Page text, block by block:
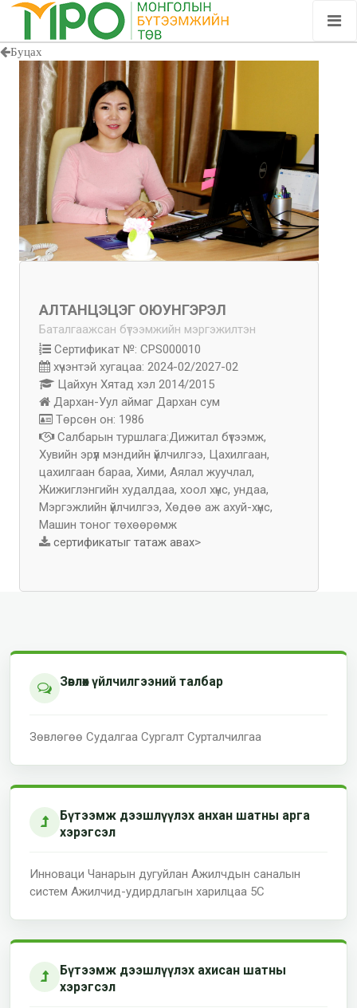
Буцах
АЛТАНЦЭЦЭГ ОЮУНГЭРЭЛ
Баталгаажсан бүтээмжийн мэргэжилтэн
Сертификат №: CPS000010
хүчэнтэй хугацаа: 2024-02/2027-02
Цайхун Хятад хэл 2014/2015
Дархан-Уул аймаг Дархан сум
Төрсөн он: 1986
Салбарын туршлага:Дижитал бүтээмж,
Хувийн эрүүл мэндийн үйлчилгээ, Цахилгаан,
цахилгаан бараа, Хими, Аялал жуучлал,
Жижиглэнгийн худалдаа, хоол хүнс, ундаа,
Мэргэжлийн үйлчилгээ, Хөдөө аж ахуй-хүнс,
Машин тоног төхөөрөмж
сертификатыг татаж авах>
Зөвлөх үйлчилгээний талбар
Зөвлөгөө Судалгаа Сургалт Сурталчилгаа
Бүтээмж дээшлүүлэх анхан шатны арга
хэрэгсэл
Инноваци Чанарын дугуйлан Ажилчдын саналын
систем Ажилчид-удирдлагын харилцаа 5С
Бүтээмж дээшлүүлэх ахисан шатны
хэрэгсэл